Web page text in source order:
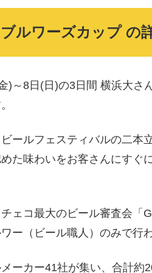
ルワーズカップ の
)～8日(日)の3日間 横浜大さ
ールフェスティバルの二本
た味わいをお客さんにすぐ
ェコ最大のビール審査会「
ー（ビール職人）のみで行
ーカー41社が集い、合計